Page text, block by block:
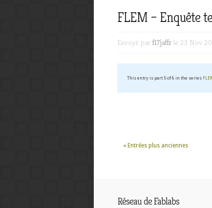
FLEM – Enquête
Envoyé par f17jaffr le 23 Nov
This entry is part 5 of 6 in the series
« Entrées plus anciennes
Réseau de Fablabs